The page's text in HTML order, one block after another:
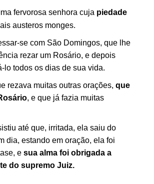
fervorosa senhora cuja piedade
austeros monges.
se com São Domingos, que lhe
rezar um Rosário, e depois
lo todos os dias de sua vida.
rezava muitas outras orações, que
, e que já fazia muitas
até que, irritada, ela saiu do
dia, estando em oração, ela foi
e sua alma foi obrigada a
do supremo Juiz.